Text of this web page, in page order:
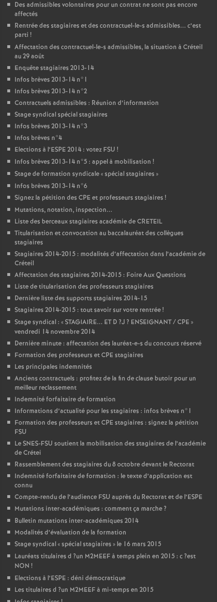
Des admissibles volontaires pour un contrat ne sont pas encore
affectés
Rentrée des stagiaires et des contractuel-le-s admissibles... c’est
parti !
Affectation des contractuel-le-s admissibles, la situation à Créteil
au 29 août
Enquête stagiaires 2013-14
Infos brèves 2013-14 n°1
Infos brèves 2013-14 n°2
Contractuels admissibles : Réunion d’information
Stage syndical spécial stagiaires
Infos brèves 2013-14 n°3
Infos brèves n°4
Elections à l’ESPE 2014 : votez FSU !
Infos brèves 2013-14 n°5 : appel à mobilisation !
Stage de formation syndicale «spécial stagiaires »
Infos brèves 2013-14 n°6
Signez la pétition des CPE et professeurs stagiaires !
Mutations, notation, inspection...
Liste des berceaux stagiaires académie deCRETEIL
Titularisation et convocation au baccalauréat des collègues
stagiaires
Stagiaires 2014-2015 : modalités d’affectation dans l’académie de
Créteil
Affectation des stagiaires 2014-2015 : Foire Aux Questions
Liste de titularisation des professeurs stagiaires
Dernière liste des supports stagiaires 2014-15
Stagiaires 2014-2015 : tout savoir sur votre rentrée!
Stage syndical : «STAGIAIRE... ET D ?J ? ENSEIGNANT/CPE »
vendredi 14 novembre 2014
Dernière minute : affectation des lauréat-e-s du concours réservé
Formation des professeurs etCPE stagiaires
Les principales indemnités
Anciens contractuels : profitez de la fin de clause butoir pour un
meilleur reclassement
Indemnité forfaitaire de formation
Informations d’actualité pour les stagiaires : infos brèves n°1
Formation des professeurs etCPE stagiaires : signez la pétition
FSU
LeSNES-FSU soutient la mobilisation des stagiaires de l’académie
de Crétei
Rassemblement des stagiaires du 8 octobre devant le Rectorat
Indemnité forfaitaire de formation : le texte d’application est
connu
Compte-rendu de l’audience FSU auprès du Rectorat et de l’ESPE
Mutations inter-académiques : comment ça marche?
Bulletin mutations inter-académiques 2014
Modalités d’évaluation de la formation
Stage syndical «spécial stagiaires » le 16 mars 2015
Lauréats titulaires d ?un M2MEEFà temps plein en 2015 : c?est
NON !
Elections à l’ESPE : déni démocratique
Les titulaires d ?un M2MEEFà mi-temps en 2015